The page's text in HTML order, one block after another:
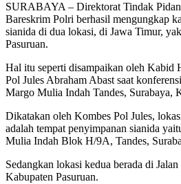
SURABAYA – Direktorat Tindak
Bareskrim Polri berhasil mengungkap
sianida di dua lokasi, di Jawa Timur,
Pasuruan.
Hal itu seperti disampaikan oleh Kabid
Pol Jules Abraham Abast saat
Margo Mulia Indah Tandes, Surabaya,
Dikatakan oleh Kombes Pol Jules,
adalah tempat penyimpanan sianida
Mulia Indah Blok H/9A, Tandes,
Sedangkan lokasi kedua berada di
Kabupaten Pasuruan.